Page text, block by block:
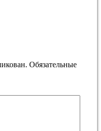
Обязательные